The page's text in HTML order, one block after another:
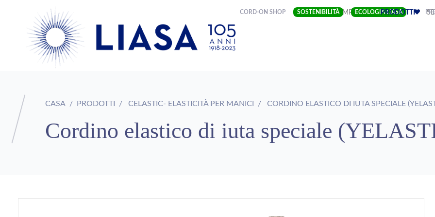
CORD-ON SHOP SOSTENIBILITÀ ECOLOGIA LIASA
IMPRESA(CURRENT)
PRODOTTI
CASA PRODOTTI CELASTIC- ELASTICITÀ PER MANICI CORDINO ELASTICO DI IUTA SPECIALE
Cordino elastico di iuta speciale